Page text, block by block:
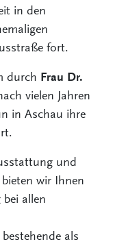
in den
fort.
durch Frau Dr.
vielen Jahren
in Aschau ihre
und
wir Ihnen
allen
als